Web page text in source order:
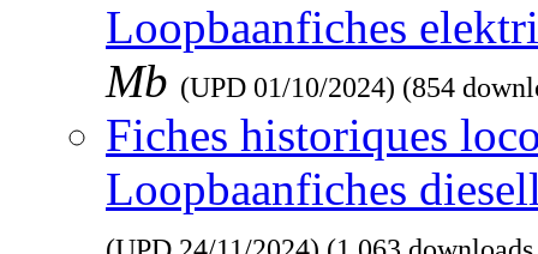
Loopbaanfiches
Mb (UPD 01/10/2024) (854
Fiches historiques
Loopbaanfiches